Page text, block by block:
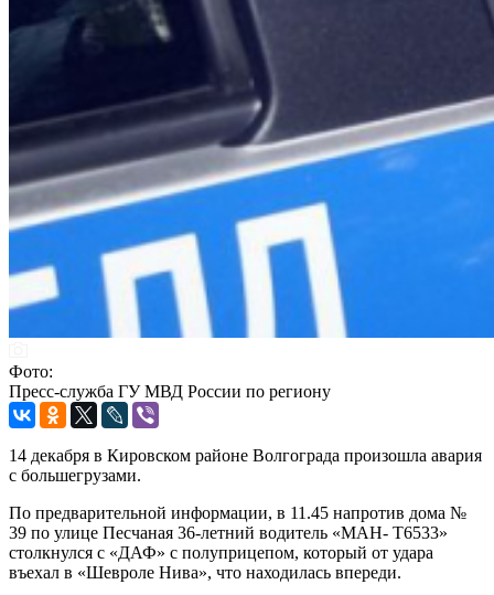
Фото:
Пресс-служба ГУ МВД России по региону
14 декабря в Кировском районе Волгограда произошла авария
с большегрузами.
По предварительной информации, в 11.45 напротив дома №
39 по улице Песчаная 36-летний водитель «МАН- T6533»
столкнулся с «ДАФ» с полуприцепом, который от удара
въехал в «Шевроле Нива», что находилась впереди.